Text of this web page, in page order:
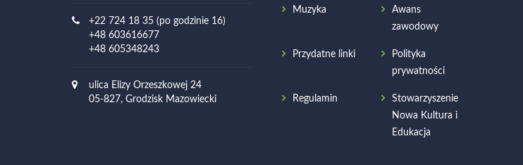
+22 724 18 35 (po godzinie 16)
+48 603616677
+48 605348243
ulica Elizy Orzeszkowej 24
05-827, Grodzisk Mazowiecki
Muzyka
Awans
zawodowy
Przydatne linki
Polityka
prywatności
Regulamin
Stowarzyszenie
Nowa Kultura i
Edukacja